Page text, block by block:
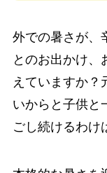
外での暑さが、
とのお出かけ、
えていますか？
いからと子供と
ごし続けるわけ